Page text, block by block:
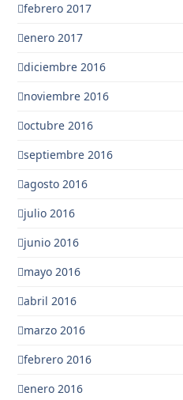
febrero 2017
enero 2017
diciembre 2016
noviembre 2016
octubre 2016
septiembre 2016
agosto 2016
julio 2016
junio 2016
mayo 2016
abril 2016
marzo 2016
febrero 2016
enero 2016